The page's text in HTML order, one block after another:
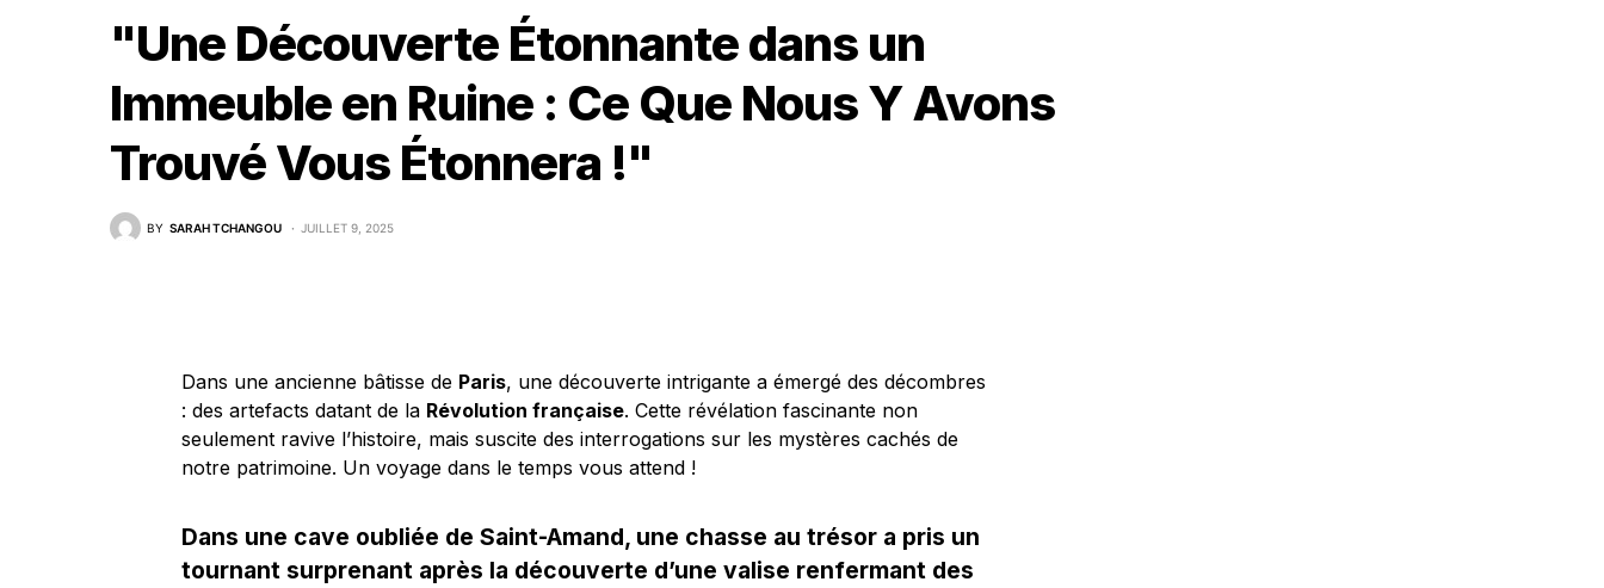
"Une Découverte Étonnante dans un
Immeuble en Ruine : Ce Que Nous Y Avons
Trouvé Vous Étonnera !"
BY SARAH TCHANGOU JUILLET 9, 2025
Dans une ancienne bâtisse de Paris, une découverte intrigante a émergé des décombres
: des artefacts datant de la Révolution française. Cette révélation fascinante non
seulement ravive l’histoire, mais suscite des interrogations sur les mystères cachés de
notre patrimoine. Un voyage dans le temps vous attend !
Dans une cave oubliée de Saint-Amand, une chasse au trésor a pris un
tournant surprenant après la découverte d’une valise renfermant des